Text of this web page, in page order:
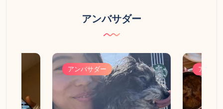
アンバサダー
アンバサダー アンバ